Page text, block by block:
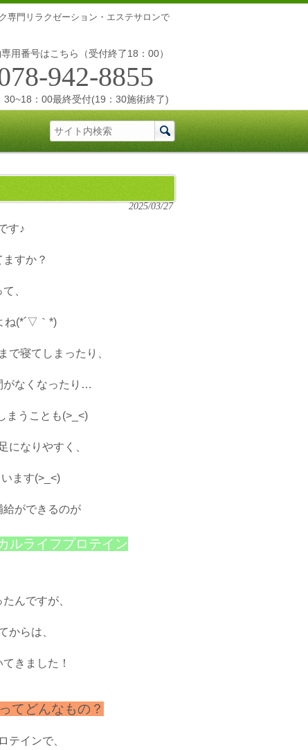
専門リラクゼーション・エステサロンで
用番号はこちら（受付終了18：00）
942-8855
30~18：00最終受付(19：30施術終了)
2025/03/27
す♪
すか？
、
ね(*´▽｀*)
で寝てしまったり、
がなくなったり…
まうことも(>_<)
になりやすく、
ます(>_<)
ができるのが
ルライフプロテイン
んですが、
からは、
きました！
てどんなもの？
テインで、